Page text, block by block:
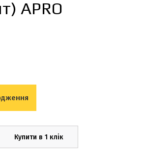
APRO
Купити в 1 клік